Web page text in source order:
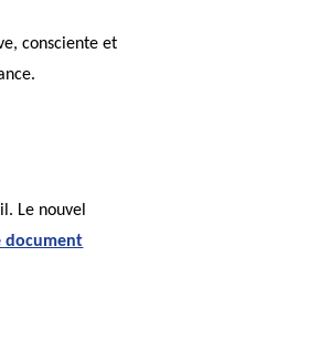
consciente et
Le nouvel
document